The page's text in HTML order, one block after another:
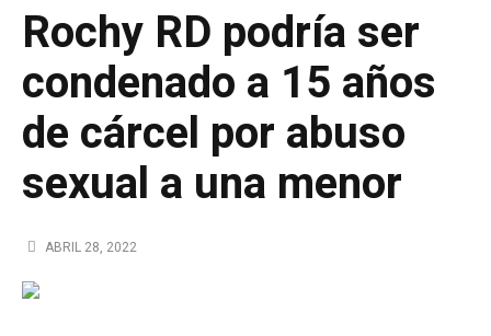
Rochy RD podría ser
condenado a 15 años
de cárcel por abuso
sexual a una menor
ABRIL 28, 2022